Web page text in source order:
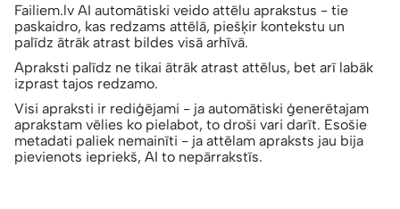
Failiem.lv AI automātiski veido attēlu aprakstus - tie
paskaidro, kas redzams attēlā, piešķir kontekstu un
palīdz ātrāk atrast bildes visā arhīvā.
Apraksti palīdz ne tikai ātrāk atrast attēlus, bet arī labāk
izprast tajos redzamo.
Visi apraksti ir rediģējami - ja automātiski ģenerētajam
aprakstam vēlies ko pielabot, to droši vari darīt. Esošie
metadati paliek nemainīti - ja attēlam apraksts jau bija
pievienots iepriekš, AI to nepārrakstīs.